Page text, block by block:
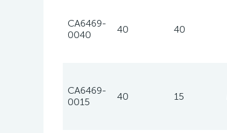
CA6469-
0040
40 40
CA6469-
0015
40 15